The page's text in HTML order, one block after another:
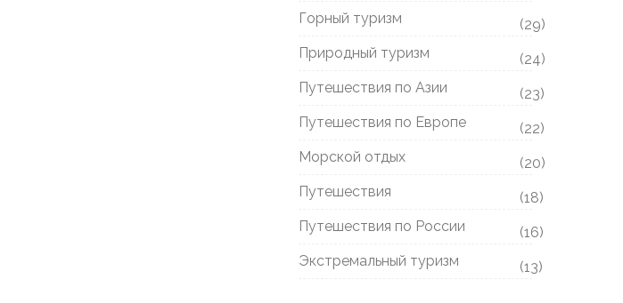
Горный туризм
(29)
Природный туризм
(24)
Путешествия по Азии
(23)
Путешествия по Европе
(22)
Морской отдых
(20)
Путешествия
(18)
Путешествия по России
(16)
Экстремальный туризм
(13)